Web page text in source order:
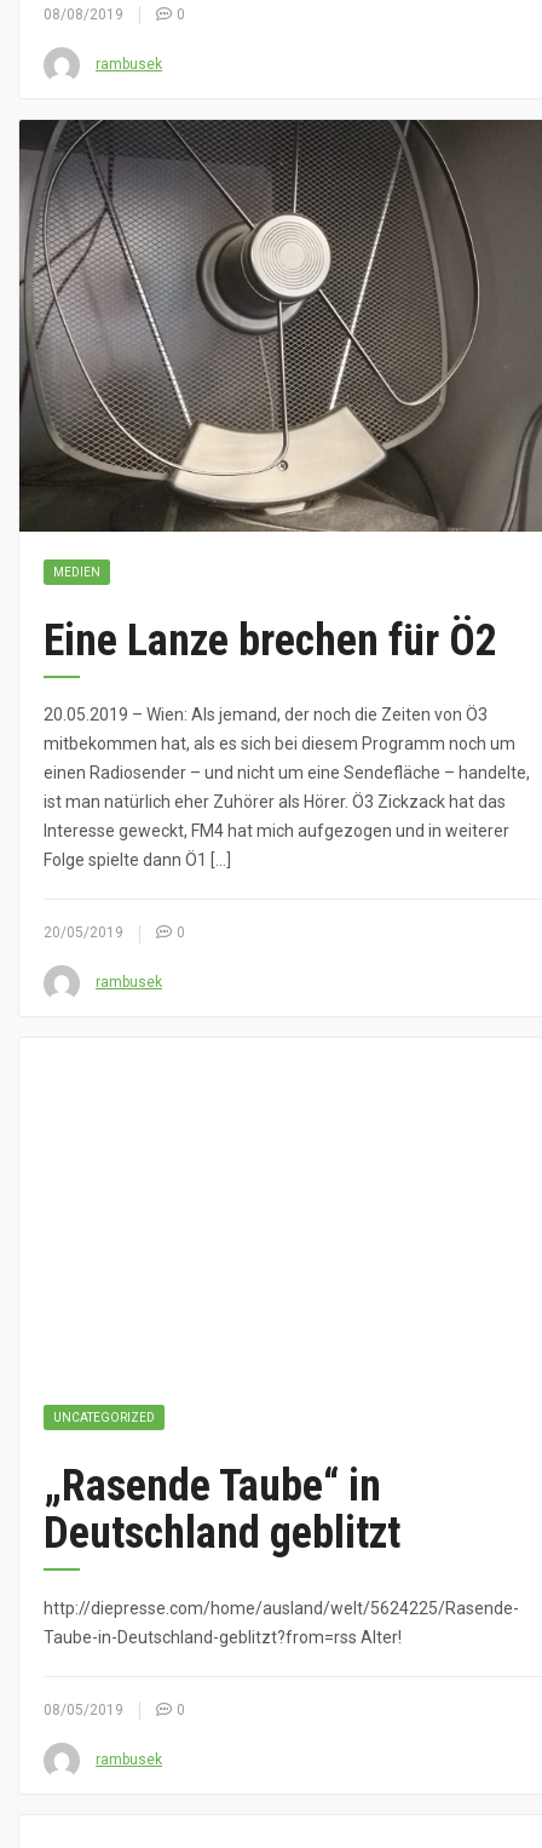
08/08/2019 0
rambusek
MEDIEN
Eine Lanze brechen für Ö2
20.05.2019 – Wien: Als jemand, der noch die Zeiten von Ö3
mitbekommen hat, als es sich bei diesem Programm noch um
einen Radiosender – und nicht um eine Sendefläche – handelte,
ist man natürlich eher Zuhörer als Hörer. Ö3 Zickzack hat das
Interesse geweckt, FM4 hat mich aufgezogen und in weiterer
Folge spielte dann Ö1 […]
20/05/2019 0
rambusek
UNCATEGORIZED
„Rasende Taube“ in
Deutschland geblitzt
http://diepresse.com/home/ausland/welt/5624225/Rasende-
Taube-in-Deutschland-geblitzt?from=rss Alter!
08/05/2019 0
rambusek